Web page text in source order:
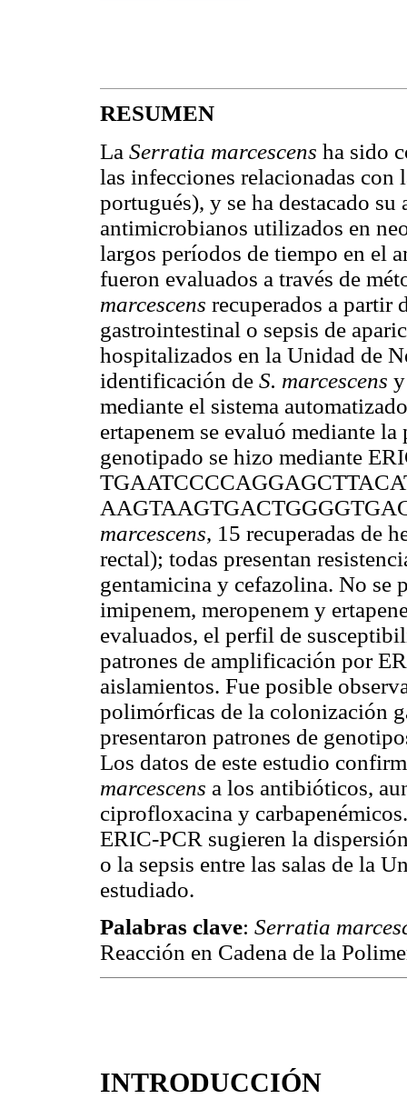
RESUMEN
La Serratia marcescens ha sido
las infecciones relacionadas con
portugués), y se ha destacado
antimicrobianos utilizados en
largos períodos de tiempo en el
fueron evaluados a través de
marcescens recuperados a partir
gastrointestinal o sepsis de
hospitalizados en la Unidad de
identificación de S. marcescens
mediante el sistema
ertapenem se evaluó mediante
genotipado se hizo mediante
marcescens, 15 recuperadas de
rectal); todas presentan
gentamicina y cefazolina. No se
imipenem, meropenem y
evaluados, el perfil de
patrones de amplificación por
aislamientos. Fue posible
polimórficas de la colonización
presentaron patrones de
Los datos de este estudio
marcescens a los antibióticos,
ciprofloxacina y
ERIC-PCR sugieren la
o la sepsis entre las salas de la
estudiado.
Palabras clave: Serratia
Reacción en Cadena de la
INTRODUCCIÓN